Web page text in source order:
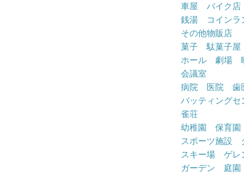
車屋 バイク
銭湯 コインラ
その他物販店
菓子 駄菓子屋
ホール 劇場
会議室
病院 医院 歯
バッティングセ
雀荘
幼稚園 保育園
スポーツ施設
スキー場 ゲレ
ガーデン 庭園